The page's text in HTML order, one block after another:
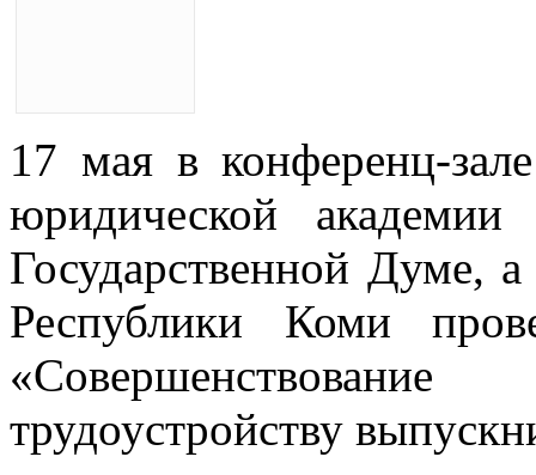
17 мая в конференц-
юридической
Государственной Думе,
Республики Коми
трудоустройству